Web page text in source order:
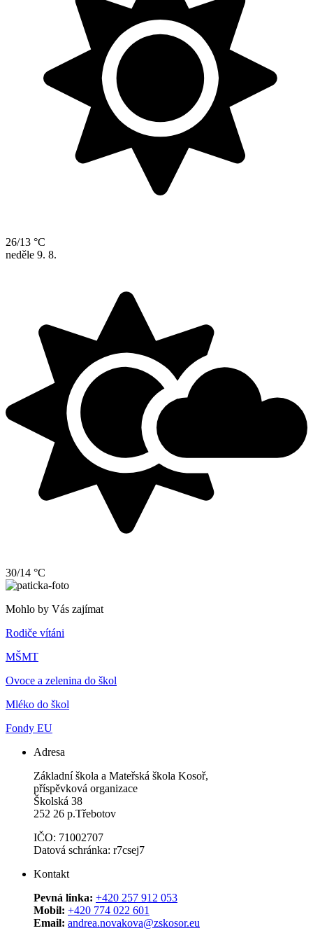
26/13 °C
neděle 9. 8.
30/14 °C
Mohlo by Vás zajímat
Rodiče vítáni
MŠMT
Ovoce a zelenina do škol
Mléko do škol
Fondy EU
Adresa
Základní škola a Mateřská škola Kosoř,
příspěvková organizace
Školská 38
252 26 p.Třebotov
IČO: 71002707
Datová schránka: r7csej7
Kontakt
Pevná linka: +420 257 912 053
Mobil: +420 774 022 601
Email: andrea.novakova@zskosor.eu